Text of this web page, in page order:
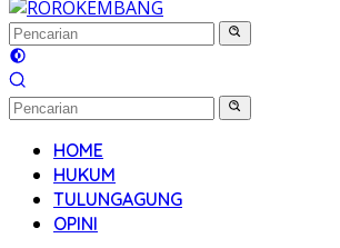
HOME
HUKUM
TULUNGAGUNG
OPINI